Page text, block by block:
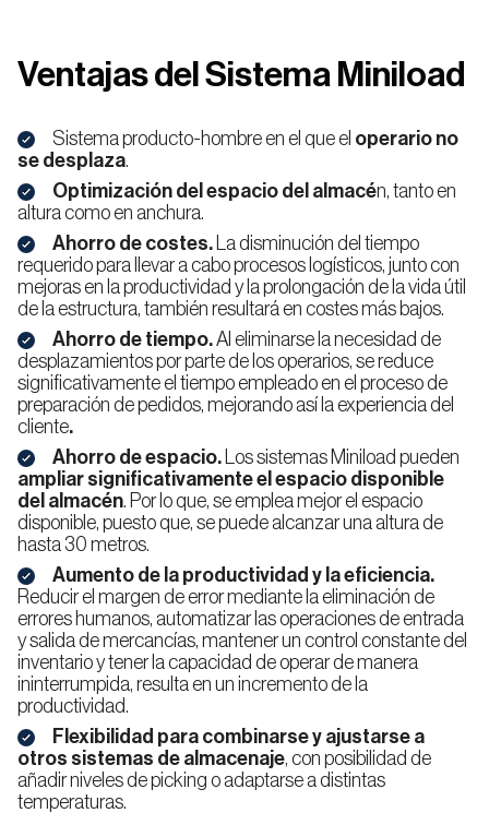
Ventajas del Sistema Miniload
Sistema producto-hombre en el que el operario no
se desplaza.
Optimización del espacio del almacén, tanto en
altura como en anchura.
Ahorro de costes.
La disminución del tiempo
requerido para llevar a cabo procesos logísticos, junto con
mejoras en la productividad y la prolongación de la vida útil
de la estructura, también resultará en costes más bajos.
Ahorro de tiempo.Al eliminarse la necesidad de
desplazamientos por parte de los operarios, se reduce
significativamente el tiempo empleado en el proceso de
preparación de pedidos, mejorando así la experiencia del
cliente.
Ahorro de espacio.
Los sistemas Miniload pueden
ampliar significativamente el espacio disponible
del almacén. Por lo que, se emplea mejor el espacio
disponible, puesto que, se puede alcanzar una altura de
hasta 30 metros.
Aumento de la productividad y la eficiencia.
Reducir el margen de error mediante la eliminación de
errores humanos, automatizar las operaciones de entrada
y salida de mercancías, mantener un control constante del
inventario y tener la capacidad de operar de manera
ininterrumpida, resulta en un incremento de la
productividad.
Flexibilidad para combinarse y ajustarse a
otros sistemas de almacenaje, con posibilidad de
añadir niveles de picking o adaptarse a distintas
temperaturas.